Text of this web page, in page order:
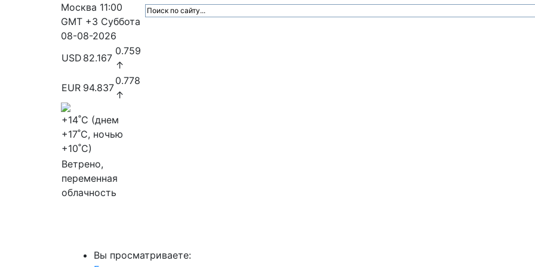
Москва 11:00
GMT +3 Суббота
08-08-2026
USD 82.167
0.759
↑
EUR 94.837
0.778
↑
+14˚C (днем
+17˚C, ночью
+10˚C)
Ветрено,
переменная
облачность
Вы просматриваете: